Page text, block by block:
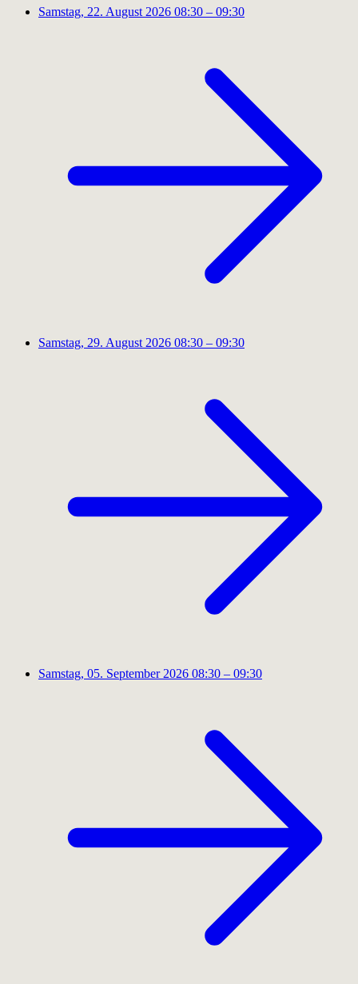
Samstag, 22. August 2026 08:30 – 09:30
Samstag, 29. August 2026 08:30 – 09:30
Samstag, 05. September 2026 08:30 – 09:30